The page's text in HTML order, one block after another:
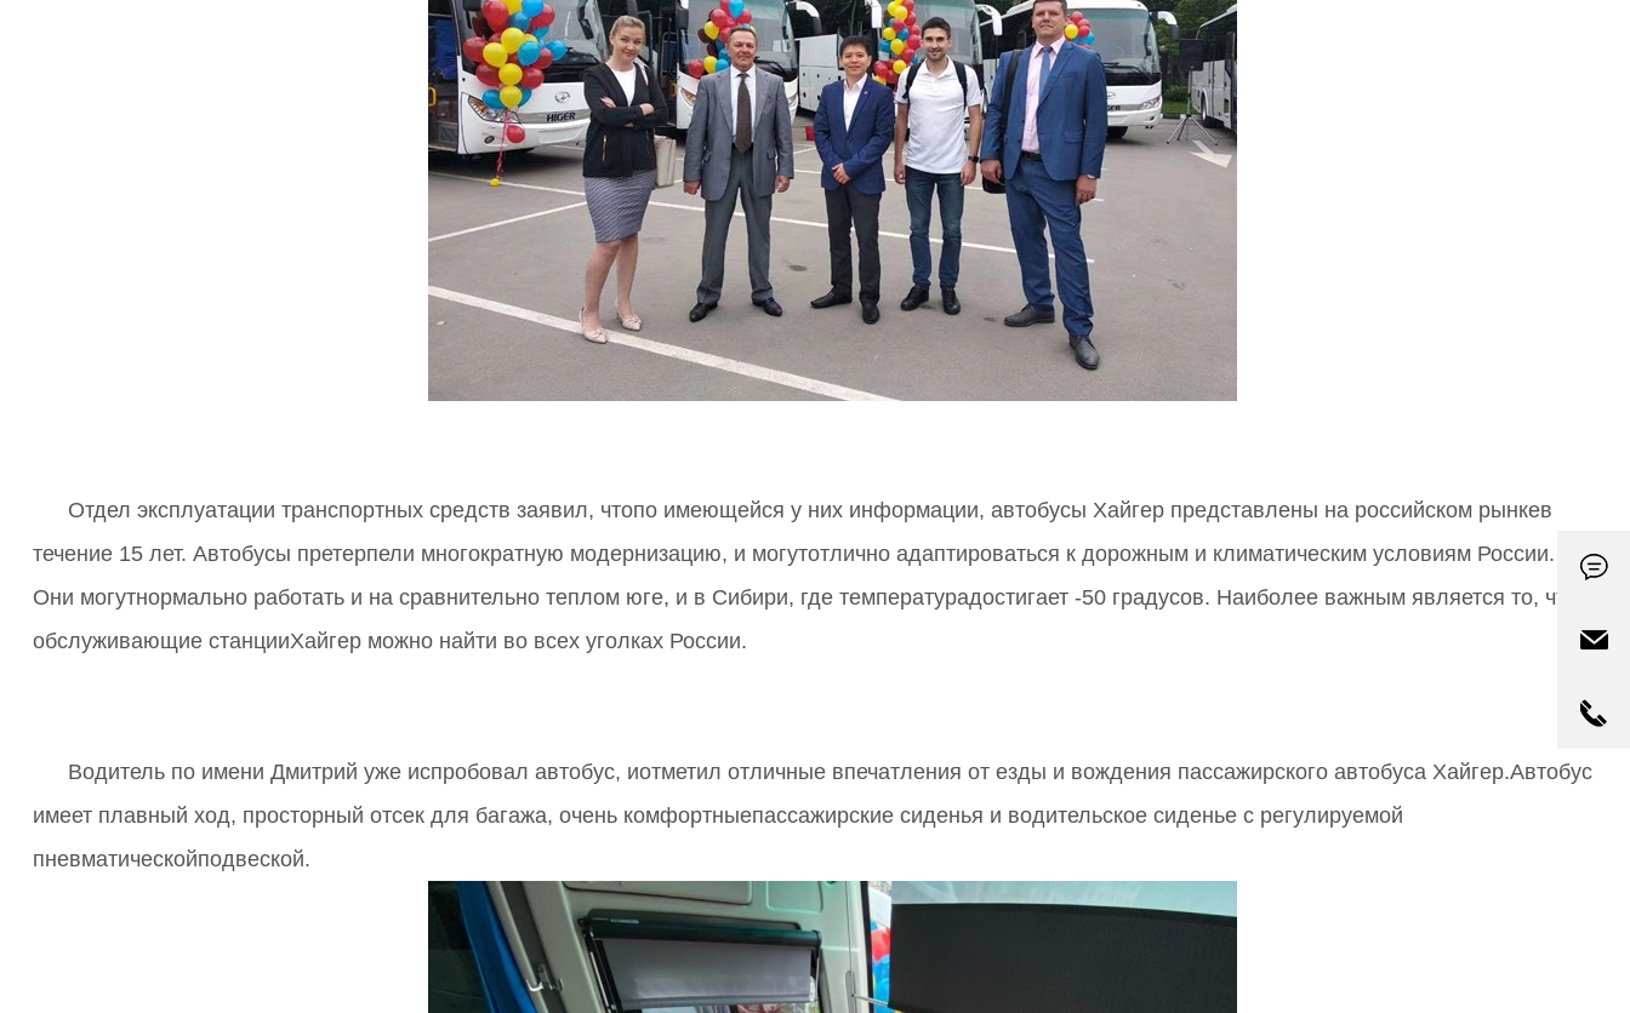
Отдел эксплуатации транспортных средств заявил, чтопо имеющейся у них информации, автобусы Хайгер представлены на российском рынкев
течение 15 лет. Автобусы претерпели многократную модернизацию, и могутотлично адаптироваться к дорожным и климатическим условиям России.
Они могутнормально работать и на сравнительно теплом юге, и в Сибири, где температурадостигает -50 градусов. Наиболее важным является то, что
обслуживающие станцииХайгер можно найти во всех уголках России.
Водитель по имени Дмитрий уже испробовал автобус, иотметил отличные впечатления от езды и вождения пассажирского автобуса Хайгер.Автобус
имеет плавный ход, просторный отсек для багажа, очень комфортныепассажирские сиденья и водительское сиденье с регулируемой
пневматическойподвеской.